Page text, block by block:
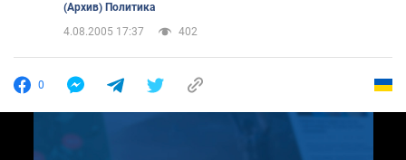
(Архив) Политика
4.08.2005 17:37
402
0